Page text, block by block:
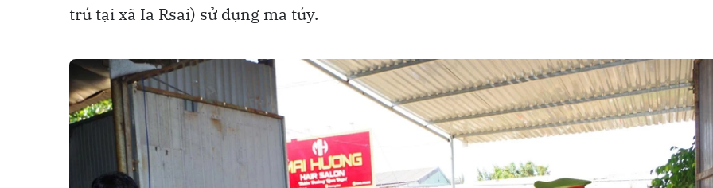
trú tại xã Ia Rsai) sử dụng ma túy.